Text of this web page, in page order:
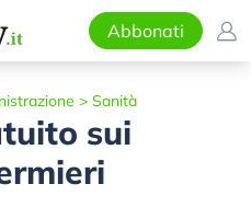
Abbonati
> Sanità
sui